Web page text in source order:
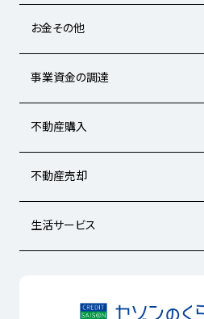
お金その他
事業資金の調達
不動産購入
不動産売却
生活サービス